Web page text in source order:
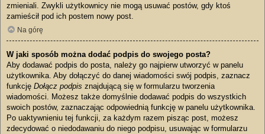
zmieniali. Zwykli użytkownicy nie mogą usuwać postów, gdy ktoś
zamieścił pod ich postem nowy post.
Na górę
W jaki sposób można dodać podpis do swojego posta?
Aby dodawać podpis do posta, należy go najpierw utworzyć w panelu
użytkownika. Aby dołączyć do danej wiadomości swój podpis, zaznacz
funkcję Dołącz podpis znajdującą się w formularzu tworzenia
wiadomości. Możesz także domyślnie dodawać podpis do wszystkich
swoich postów, zaznaczając odpowiednią funkcję w panelu użytkownika.
Po uaktywnieniu tej funkcji, za każdym razem pisząc post, możesz
zdecydować o niedodawaniu do niego podpisu, usuwając w formularzu